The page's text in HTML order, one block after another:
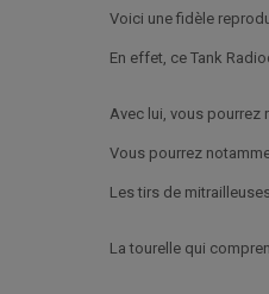
Voici une fidèle
En effet, ce Tank
Avec lui, vous pourrez
Vous pourrez
Les tirs de
La tourelle qui